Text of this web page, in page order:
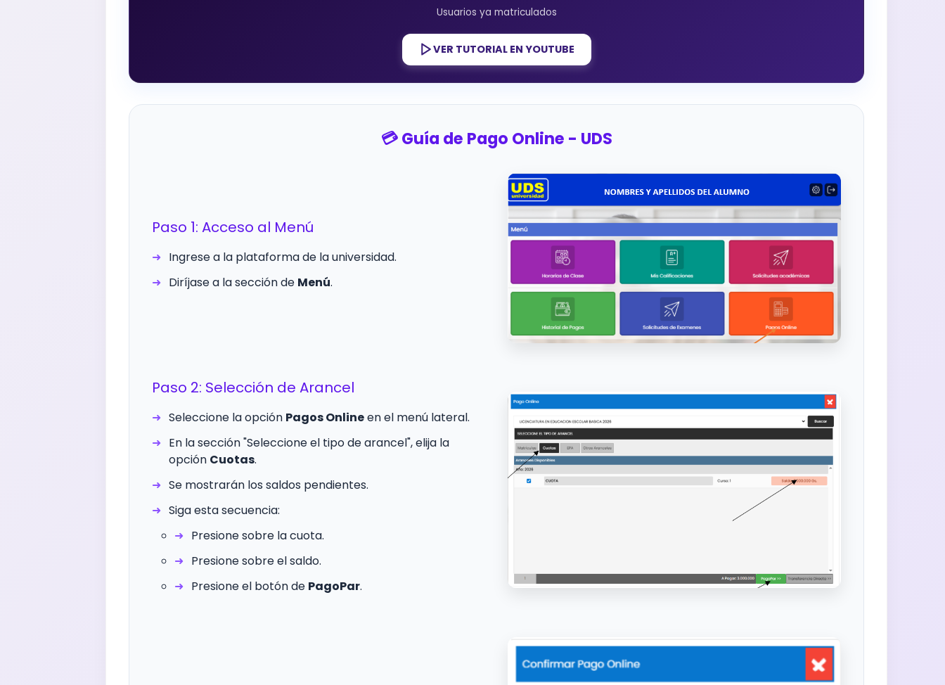
Usuarios ya matriculados
VER TUTORIAL EN YOUTUBE
💳 Guía de Pago Online - UDS
Paso 1: Acceso al Menú
Ingrese a la plataforma de la universidad.
Diríjase a la sección de Menú.
Paso 2: Selección de Arancel
Seleccione la opción Pagos Onlineen el menú lateral.
En la sección "Seleccione el tipo de arancel", elija la
opción Cuotas.
Se mostrarán los saldos pendientes.
Siga esta secuencia:
Presione sobre la cuota.
Presione sobre el saldo.
Presione el botón de PagoPar.